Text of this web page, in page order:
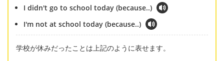
I didn't go to school today (because..)
I'm not at school today (because..)
学校が休みだったことは上記のように表せます。